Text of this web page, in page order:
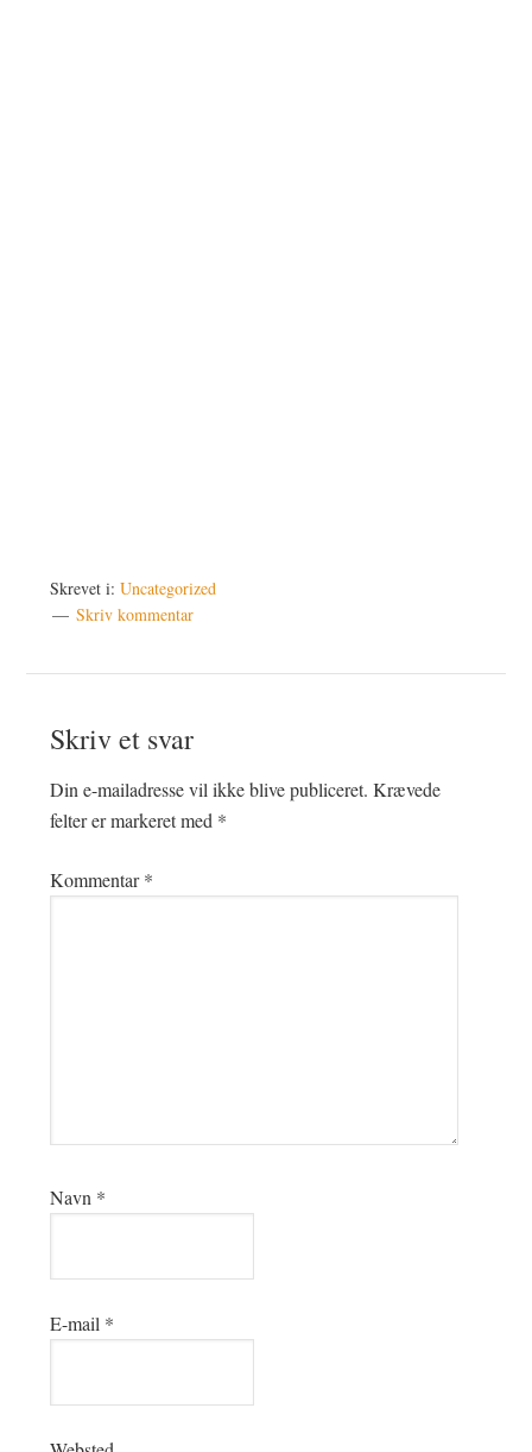
Skrevet i:Uncategorized
Skriv kommentar
Skriv et svar
Din e-mailadresse vil ikke blive publiceret. Krævede
felter er markeret med *
Kommentar*
Navn *
E-mail *